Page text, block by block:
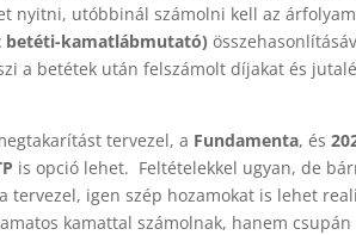
nyitni, utóbbinál számolni kell az
betéti-kamatlábmutató)
a betétek után felszámolt díjakat és
tervezel, a Fundamenta, és
is opció lehet. Feltételekkel ugyan, de
tervezel, igen szép hozamokat is lehet
kamattal számolnak, hanem